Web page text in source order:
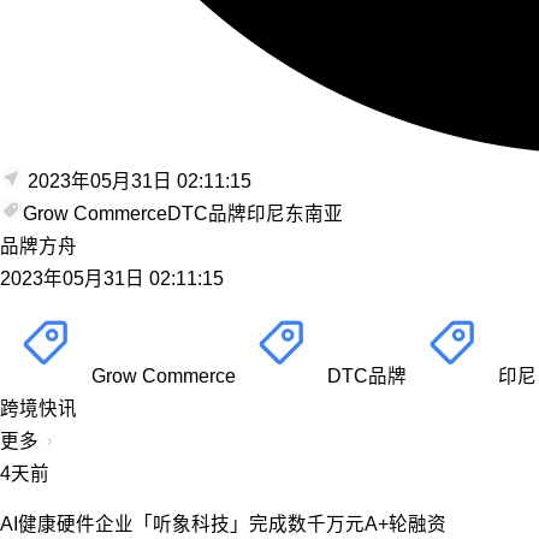
2023年05月31日 02:11:15
Grow CommerceDTC品牌印尼东南亚
品牌方舟
2023年05月31日 02:11:15
Grow Commerce DTC品牌
印尼
跨境快讯
更多
4天前
AI健康硬件企业「听象科技」完成数千万元A+轮融资